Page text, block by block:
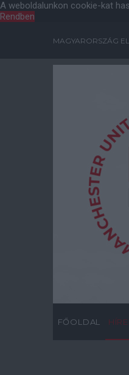
A weboldalunkon cookie-kat
Rendben
MAGYARORSZÁG
FŐOLDAL